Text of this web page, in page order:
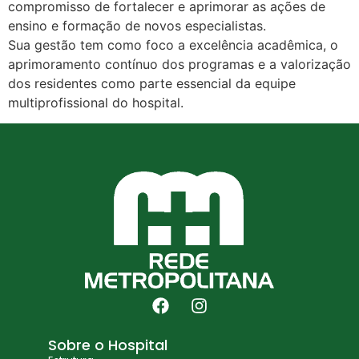
compromisso de fortalecer e aprimorar as ações de
ensino e formação de novos especialistas.
Sua gestão tem como foco a excelência acadêmica, o
aprimoramento contínuo dos programas e a valorização
dos residentes como parte essencial da equipe
multiprofissional do hospital.
Sobre o Hospital